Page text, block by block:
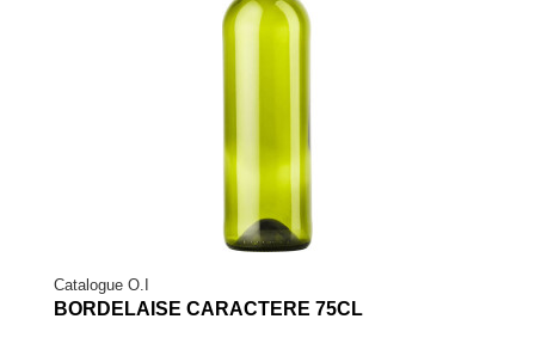
Catalogue O.I
BORDELAISE CARACTERE 75CL